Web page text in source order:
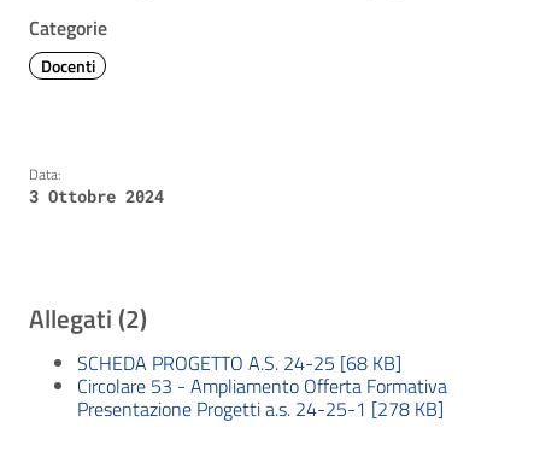
Categorie
Docenti
Data:
3 Ottobre 2024
Allegati (2)
SCHEDA PROGETTO A.S. 24-25 [68 KB]
Circolare 53 - Ampliamento Offerta Formativa
Presentazione Progetti a.s. 24-25-1 [278 KB]